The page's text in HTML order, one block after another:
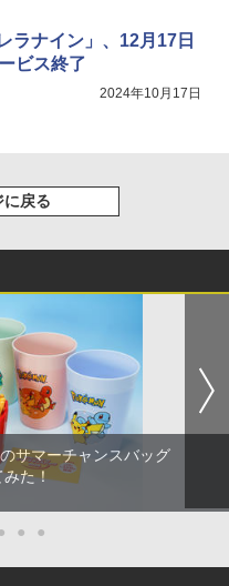
イブ！蓮ノ空女学院スクー
ラブ Bloom Garden Part
装限定版）
ラナイン」、12月17日
ビス終了
2024年10月17日
に戻る
サマーチャンスバッグ
みた！
● ●